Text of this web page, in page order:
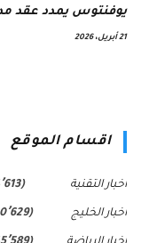
يوفنتوس يمدد عقد
21 أبريل، 2026
اقسام الموقع
اخبار التقنية (4٬613)
اخبار الخليج (30٬629)